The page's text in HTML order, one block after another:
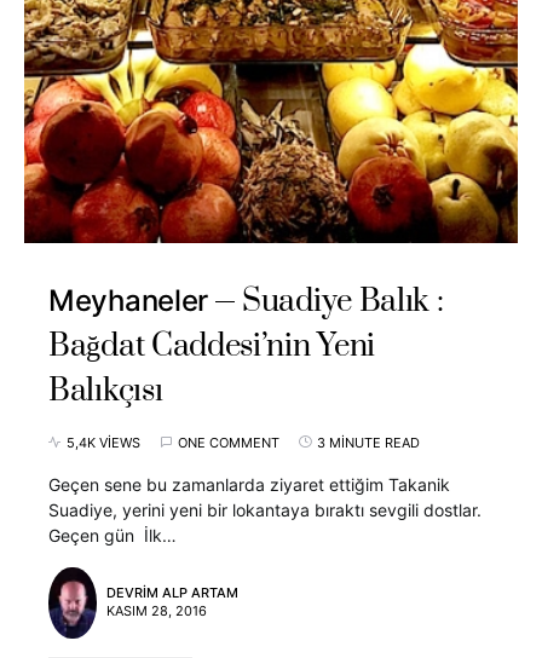
Meyhaneler
Suadiye Balık :
Bağdat Caddesi’nin Yeni
Balıkçısı
5,4K VIEWS ONE COMMENT 3 MINUTE READ
Geçen sene bu zamanlarda ziyaret ettiğim Takanik
Suadiye, yerini yeni bir lokantaya bıraktı sevgili dostlar.
Geçen gün İlk…
DEVRIM ALP ARTAM
KASIM 28, 2016